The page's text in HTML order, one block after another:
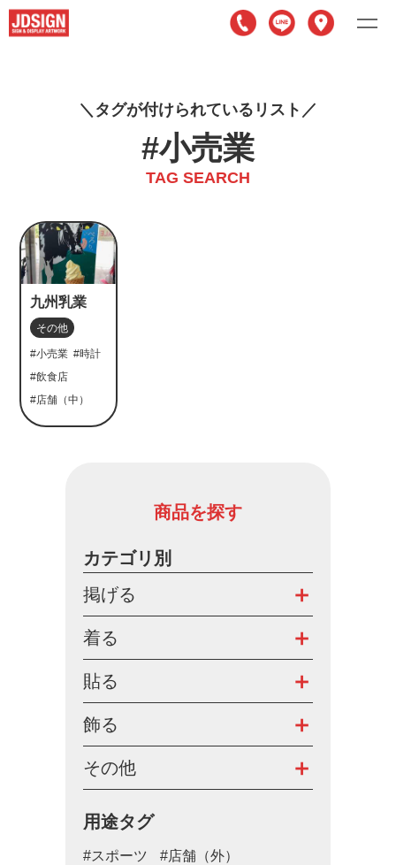
タグが付けられているリスト
#小売業
TAG SEARCH
九州乳業
その他
#小売業 #時計
#飲食店
#店舗（中）
商品を探す
カテゴリ別
掲げる
着る
貼る
飾る
その他
用途タグ
#スポーツ #店舗（外）